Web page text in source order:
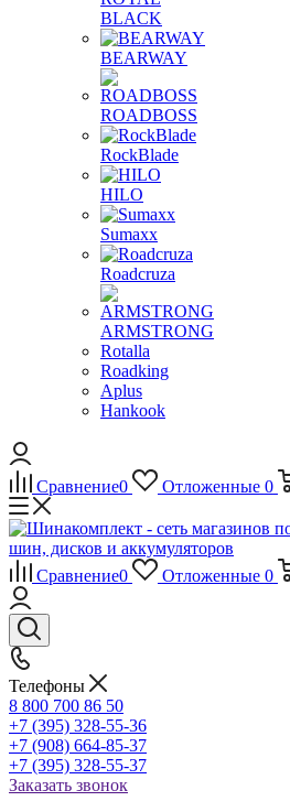
BLACK
BEARWAY
ROADBOSS
RockBlade
HILO
Sumaxx
Roadcruza
ARMSTRONG
Rotalla
Roadking
Aplus
Hankook
Сравнение0 Отложенные 0
Сравнение0 Отложенные 0
Телефоны
8 800 700 86 50
+7 (395) 328-55-36
+7 (908) 664-85-37
+7 (395) 328-55-37
Заказать звонок